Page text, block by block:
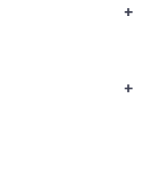
+
+